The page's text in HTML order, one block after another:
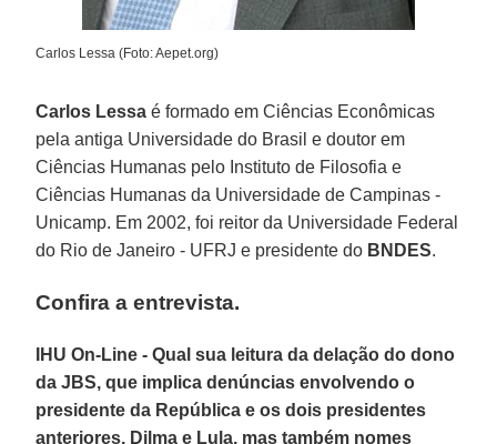
Carlos Lessa (Foto: Aepet.org)
Carlos Lessa é formado em Ciências Econômicas
pela antiga Universidade do Brasil e doutor em
Ciências Humanas pelo Instituto de Filosofia e
Ciências Humanas da Universidade de Campinas -
Unicamp. Em 2002, foi reitor da Universidade Federal
do Rio de Janeiro - UFRJ e presidente do BNDES.
Confira a entrevista.
IHU On-Line - Qual sua leitura da delação do dono
da JBS, que implica denúncias envolvendo o
presidente da República e os dois presidentes
anteriores, Dilma e Lula, mas também nomes